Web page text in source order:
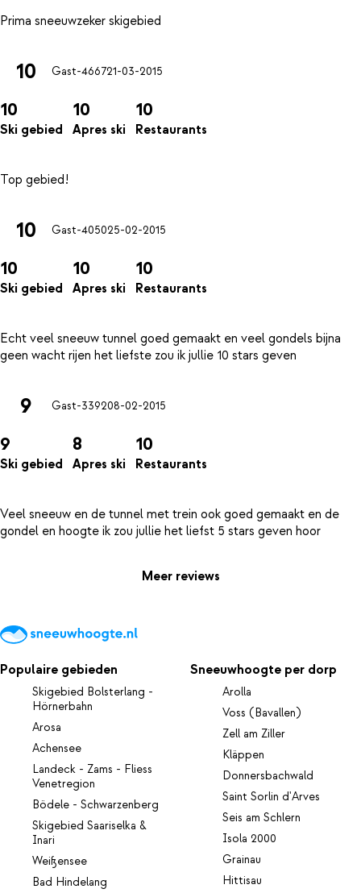
10 Gast-466721-03-2015
10
Ski gebied
10
Apres ski
10
Restaurants
10 Gast-405025-02-2015
10
Ski gebied
10
Apres ski
10
Restaurants
Echt veel sneeuw tunnel goed gemaakt en veel gondels bijna
9 Gast-339208-02-2015
9
Ski gebied
8
Apres ski
10
Restaurants
Veel sneeuw en de tunnel met trein ook goed gemaakt en de
Meer reviews
Populaire gebieden
Skigebied Bolsterlang -
Hörnerbahn
Arosa
Achensee
Landeck - Zams - Fliess
Venetregion
Bödele - Schwarzenberg
Skigebied Saariselka &
Inari
Weißensee
Bad Hindelang
Sneeuwhoogte per dorp
Arolla
Voss (Bavallen)
Zell am Ziller
Kläppen
Donnersbachwald
Saint Sorlin d'Arves
Seis am Schlern
Isola 2000
Grainau
Hittisau